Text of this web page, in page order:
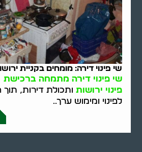
שי פינוי דירה: מומחים בקניית
שי פינוי דירה מתמחה ברכישת
פינוי ירושות ותכולת דירות,
לפינוי ומימוש ערך..